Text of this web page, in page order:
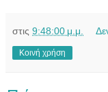
στις 9:48:00 μ.μ.
Κοινή χρήση